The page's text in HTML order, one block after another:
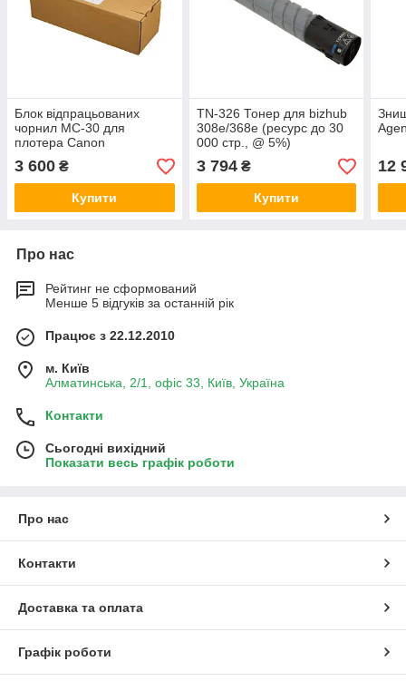
Блок відпрацьованих
чорнил MC-30 для
плотера Canon
imagePROGRAF
IPF670/770
3 600 ₴
Купити
TN-326 Тонер для bizhub
308e/368e (ресурс до 30
000 стр., @ 5%)
3 794₴
Купити
12
Про нас
Рейтинг не сформований
Менше 5 відгуків за останній рік
Працює з 22.12.2010
м. Київ
Алматинська, 2/1, офіс 33, Київ, Україна
Контакти
Сьогодні вихідний
Показати весь графік роботи
Про нас
Контакти
Доставка та оплата
Графік роботи